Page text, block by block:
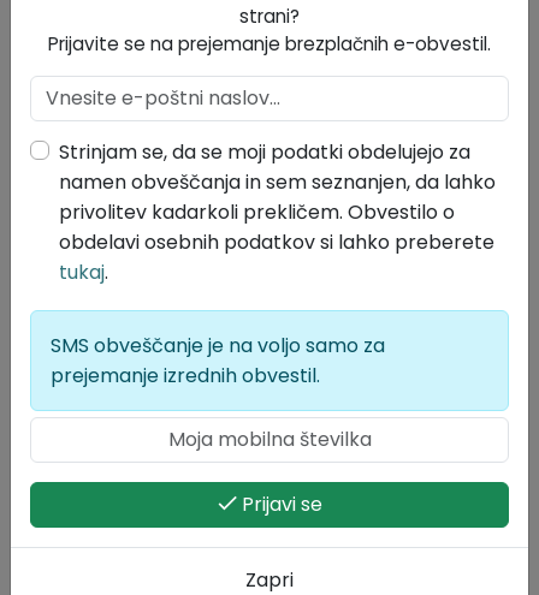
Fotogalerija
strani?
Prijavite se na prejemanje brezplačnih e-obvestil.
Strinjam se, da se moji podatki obdelujejo za
namen obveščanja in sem seznanjen, da lahko
privolitev kadarkoli prekličem. Obvestilo o
obdelavi osebnih podatkov si lahko preberete
tukaj.
SMS obveščanje je na voljo samo za
prejemanje izrednih obvestil.
Prijavi se
Zapri